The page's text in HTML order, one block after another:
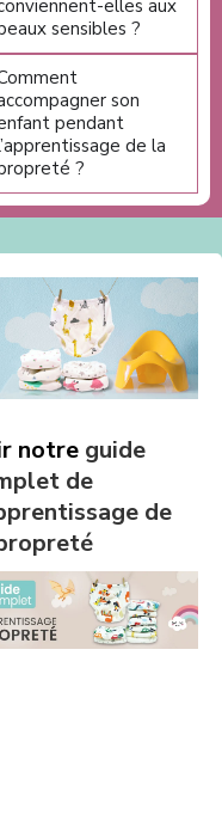
elles aux
sensibles ?
son
pendant
de la
?
notre guide
de
de